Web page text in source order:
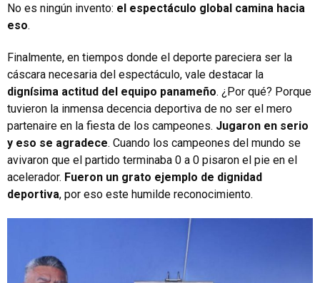
No es ningún invento: el espectáculo global camina hacia
eso.
Finalmente, en tiempos donde el deporte pareciera ser la
cáscara necesaria del espectáculo, vale destacar la
dignísima actitud del equipo panameño. ¿Por qué? Porque
tuvieron la inmensa decencia deportiva de no ser el mero
partenaire en la fiesta de los campeones. Jugaron en serio
y eso se agradece. Cuando los campeones del mundo se
avivaron que el partido terminaba 0 a 0 pisaron el pie en el
acelerador. Fueron un grato ejemplo de dignidad
deportiva, por eso este humilde reconocimiento.